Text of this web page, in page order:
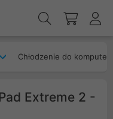
Chłodzenie do
Extreme 2 -